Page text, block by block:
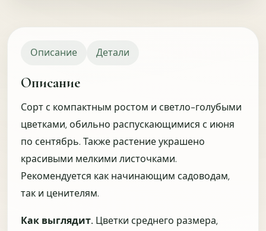
Описание Детали
Описание
Сорт с компактным ростом и светло-голубыми
цветками, обильно распускающимися с июня
по сентябрь. Также растение украшено
красивыми мелкими листочками.
Рекомендуется как начинающим садоводам,
так и ценителям.
Как выглядит. Цветки среднего размера,
ОТПРАВИТЬ Пропустить
Что помогает доверять качеству саженцев?
Можно ответить и до покупки, и после получения
растений. Это помогает понять, какой информации не
хватает для доверия и где нужно усилить подачу
качества.
На каком этапе вы сейчас?